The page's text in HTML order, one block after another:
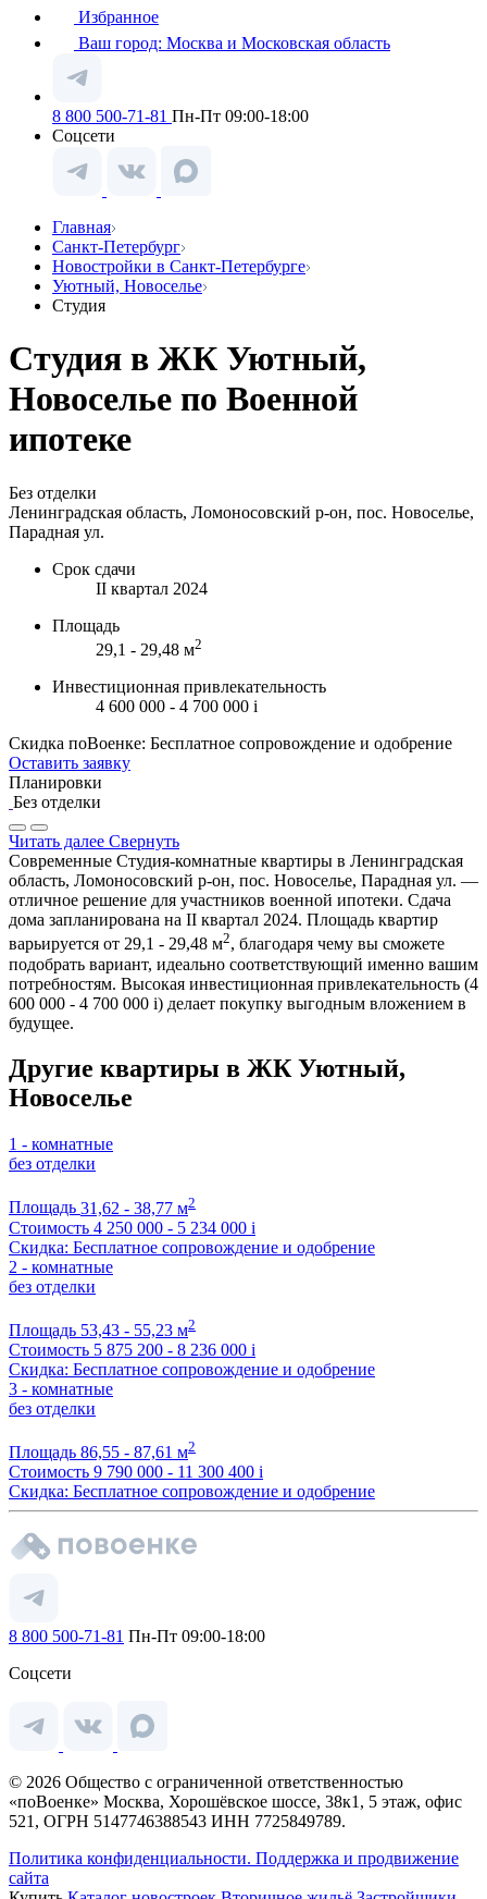
Избранное
Ваш город: Москва и Московская область
8 800 500-71-81 Пн-Пт 09:00-18:00
Соцсети
Главная
Санкт-Петербург
Новостройки в Санкт-Петербурге
Уютный, Новоселье
Студия
Студия в ЖК Уютный,
Новоселье по Военной
ипотеке
Без отделки
Ленинградская область, Ломоносовский р-он, пос. Новоселье,
Парадная ул.
Срок сдачи
II квартал 2024
Площадь
29,1 - 29,48 м2
Инвестиционная привлекательность
4 600 000 - 4 700 000 i
Скидка поВоенке: Бесплатное сопровождение и одобрение
Оставить заявку
Планировки
Без отделки
Читать далее Свернуть
Современные Студия-комнатные квартиры в Ленинградская
область, Ломоносовский р-он, пос. Новоселье, Парадная ул. —
отличное решение для участников военной ипотеки. Сдача
дома запланирована на II квартал 2024. Площадь квартир
варьируется от 29,1 - 29,48 м2, благодаря чему вы сможете
подобрать вариант, идеально соответствующий именно вашим
потребностям. Высокая инвестиционная привлекательность (4
600 000 - 4 700 000 i) делает покупку выгодным вложением в
будущее.
Другие квартиры в ЖК Уютный,
Новоселье
1 - комнатные
без отделки
Площадь 31,62 - 38,77 м2
Стоимость 4 250 000 - 5 234 000 i
Скидка: Бесплатное сопровождение и одобрение
2 - комнатные
без отделки
Площадь 53,43 - 55,23 м2
Стоимость 5 875 200 - 8 236 000 i
Скидка: Бесплатное сопровождение и одобрение
3 - комнатные
без отделки
Площадь 86,55 - 87,61 м2
Стоимость 9 790 000 - 11 300 400 i
Скидка: Бесплатное сопровождение и одобрение
8 800 500-71-81 Пн-Пт 09:00-18:00
Соцсети
© 2026 Общество с ограниченной ответственностью
«поВоенке» Москва, Хорошёвское шоссе, 38к1, 5 этаж, офис
521, ОГРН 5147746388543 ИНН 7725849789.
Политика конфиденциальности. Поддержка и продвижение
сайта